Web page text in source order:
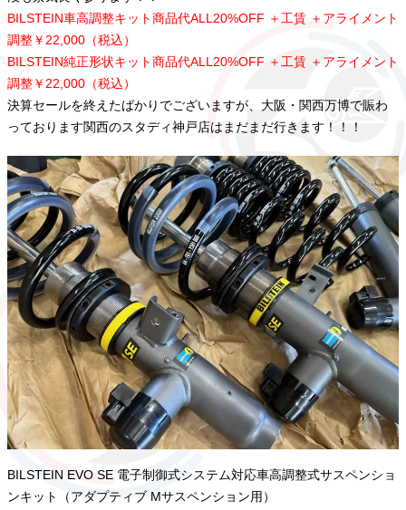
BILSTEIN車高調整キット商品代ALL20%OFF ＋工賃 ＋アライメント
調整￥22,000（税込）
BILSTEIN純正形状キット商品代ALL20%OFF ＋工賃 ＋アライメント
調整￥22,000（税込）
決算セールを終えたばかりでございますが、大阪・関西万博で賑わ
っております関西のスタディ神戸店はまだまだ行きます！！！
BILSTEIN EVO SE 電子制御式システム対応車高調整式サスペンショ
ンキット（アダプティブ Mサスペンション用）